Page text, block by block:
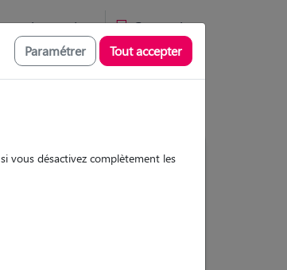
pet sitter Connexion
Paramétrer Tout accepter
vous désactivez complètement les